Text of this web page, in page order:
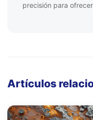
precisión para
Artículos